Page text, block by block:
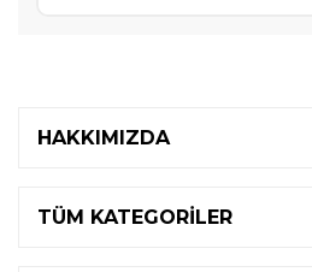
HAKKIMIZDA
TÜM KATEGORİLER